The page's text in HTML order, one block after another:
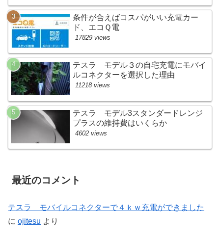
条件が合えばコスパがいい充電カー
ド、エコＱ電
17829 views
テスラ モデル３の自宅充電にモバイ
ルコネクターを選択した理由
11218 views
テスラ モデル3スタンダードレンジ
プラスの維持費はいくらか
4602 views
最近のコメント
テスラ モバイルコネクターで４ｋｗ充電ができました
に ojitesu より